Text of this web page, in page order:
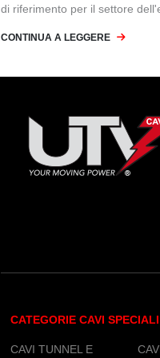
di riferimento per il settore
CONTINUA A LEGGERE
CATEGORIE CAVI SPECIALI
CAVI TUNNEL E